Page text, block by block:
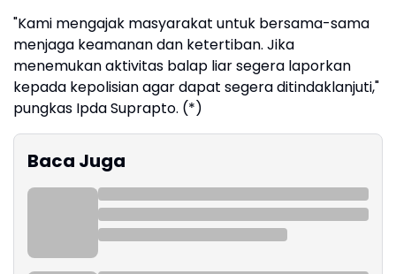
"Kami mengajak masyarakat untuk bersama-sama
menjaga keamanan dan ketertiban. Jika
menemukan aktivitas balap liar segera laporkan
kepada kepolisian agar dapat segera ditindaklanjuti,"
pungkas Ipda Suprapto. (*)
Baca Juga